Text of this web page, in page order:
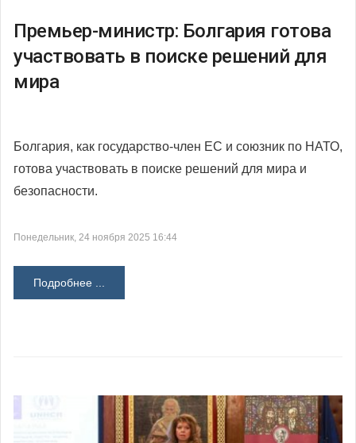
Премьер-министр: Болгария готова
участвовать в поиске решений для
мира
Болгария, как государство-член ЕС и союзник по НАТО,
готова участвовать в поиске решений для мира и
безопасности.
Понедельник, 24 ноября 2025 16:44
Подробнее ...